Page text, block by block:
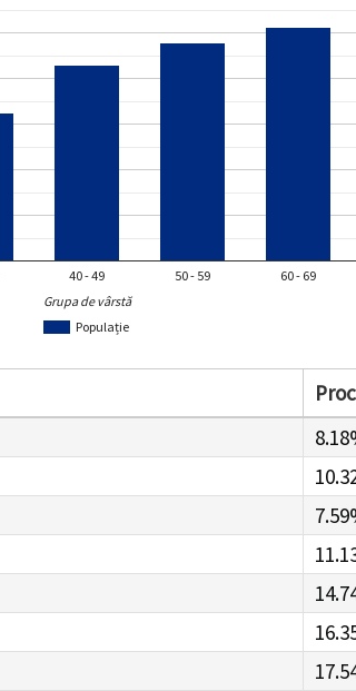
Populație
40 - 49 50 - 59 60 - 69
Grupa de vârstă